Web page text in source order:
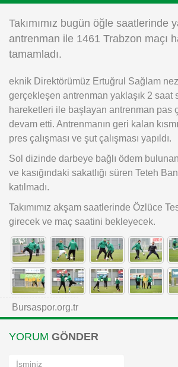
Instagram
Android
iOS
Takımımız bugün öğle saatlerinde
antrenman ile 1461 Trabzon maçı
tamamladı.
eknik Direktörümüz Ertuğrul Sağlam
gerçekleşen antrenman yaklaşık 2 saat
hareketleri ile başlayan antrenman pas
devam etti. Antrenmanın geri kalan
pres çalışması ve şut çalışması yapıldı.
Sol dizinde darbeye bağlı ödem
ve kasığındaki sakatlığı süren Teteh
katılmadı.
Takımımız akşam saatlerinde Özlüce
girecek ve maç saatini bekleyecek.
Bursaspor.org.tr
YORUM GÖNDER